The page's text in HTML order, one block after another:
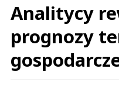
Analitycy
prognozy